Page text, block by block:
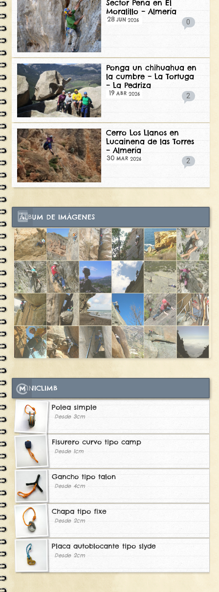
Sector Peña en El
Moralillo – Almería
28 JUN 2026 0
Ponga un chihuahua en
la cumbre – La Tortuga
– La Pedriza
19 ABR 2026 2
Cerro Los Llanos en
Lucainena de las Torres
– Almería
30 MAR 2026 2
ÁLBUM DE IMÁGENES
MINICLIMB
Polea simple
Desde 3cm
Fisurero curvo tipo camp
Desde 1cm
Gancho tipo talon
Desde 4cm
Chapa tipo fixe
Desde 2cm
Placa autoblocante tipo slyde
Desde 2cm